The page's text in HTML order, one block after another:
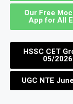
Our Free
App for All
HSSC CET
05/2026
UGC NTE